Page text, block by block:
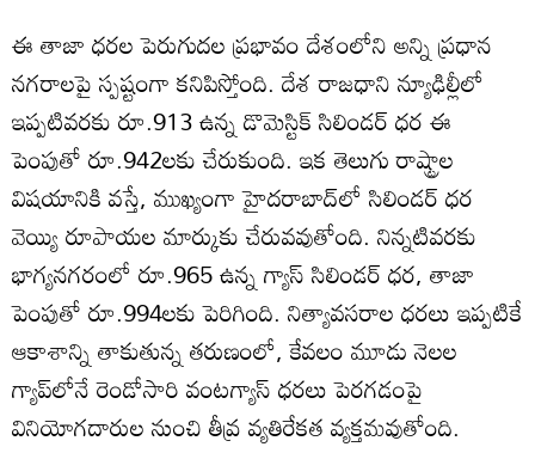
ఈ తాజా ధరల పెరుగుదల ప్రభావం దేశంలోని అన్ని ప్రధాన
నగరాలపై స్పష్టంగా కనిపిస్తోంది. దేశ రాజధాని న్యూఢిల్లీలో
ఇప్పటివరకు రూ.913 ఉన్న డొమెస్టిక్ సిలిండర్ ధర ఈ
పెంపుతో రూ.942లకు చేరుకుంది. ఇక తెలుగు రాష్ట్రాల
విషయానికి వస్తే, ముఖ్యంగా హైదరాబాద్‌లో సిలిండర్ ధర
వెయ్యి రూపాయల మార్కుకు చేరువవుతోంది. నిన్నటివరకు
భాగ్యనగరంలో రూ.965 ఉన్న గ్యాస్ సిలిండర్ ధర, తాజా
పెంపుతో రూ.994లకు పెరిగింది. నిత్యావసరాల ధరలు ఇప్పటికే
ఆకాశాన్ని తాకుతున్న తరుణంలో, కేవలం మూడు నెలల
గ్యాప్‌లోనే రెండోసారి వంటగ్యాస్ ధరలు పెరగడంపై
వినియోగదారుల నుంచి తీవ్ర వ్యతిరేకత వ్యక్తమవుతోంది.